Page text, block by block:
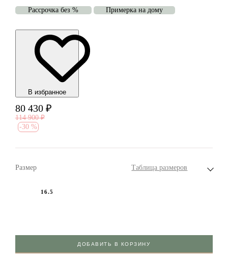
Рассрочка без % Примерка на дому
В избранноe
80 430 ₽
114 900 ₽
-30 %
Размер Таблица размеров
16.5
ДОБАВИТЬ В КОРЗИНУ